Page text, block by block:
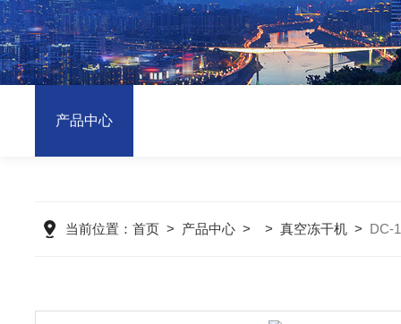
产品中心
当前位置： 首页 > 产品中心 > > 真空冻干机 > DC-